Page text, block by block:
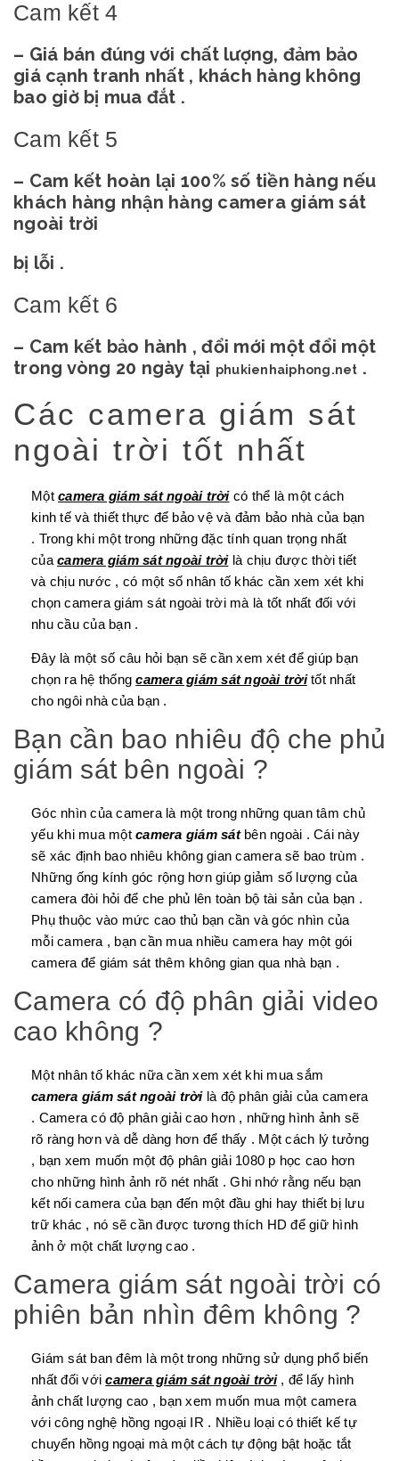
Cam kết 4
– Giá bán đúng với chất lượng, đảm bảo
giá cạnh tranh nhất , khách hàng không
bao giờ bị mua đắt .
Cam kết 5
– Cam kết hoàn lại 100% số tiền hàng nếu
khách hàng nhận hàng camera giám sát
ngoài trời
bị lỗi .
Cam kết 6
– Cam kết bảo hành , đổi mới một đổi một
trong vòng 20 ngày tại phukienhaiphong.net .
Các camera giám sát
ngoài trời tốt nhất
Một camera giám sát ngoài trờicó thể là một cách
kinh tế và thiết thực để bảo vệ và đảm bảo nhà của bạn
. Trong khi một trong những đặc tính quan trọng nhất
của camera giám sát ngoài trờilà chịu được thời tiết
và chịu nước , có một số nhân tố khác cần xem xét khi
chọn camera giám sát ngoài trời mà là tốt nhất đối với
nhu cầu của bạn .
Đây là một số câu hỏi bạn sẽ cần xem xét để giúp bạn
chọn ra hệ thốngcamera giám sát ngoài trờitốt nhất
cho ngôi nhà của bạn .
Bạn cần bao nhiêu độ che phủ
giám sát bên ngoài ?
Góc nhìn của camera là một trong những quan tâm chủ
yếu khi mua một camera giám sátbên ngoài . Cái này
sẽ xác định bao nhiêu không gian camera sẽ bao trùm .
Những ống kính góc rộng hơn giúp giảm số lượng của
camera đòi hỏi để che phủ lên toàn bộ tài sản của bạn .
Phụ thuộc vào mức cao thủ bạn cần và góc nhìn của
mỗi camera , bạn cần mua nhiều camera hay một gói
camera để giám sát thêm không gian qua nhà bạn .
Camera có độ phân giải video
cao không ?
Một nhân tố khác nữa cần xem xét khi mua sắm
camera giám sát ngoài trờilà độ phân giải của camera
. Camera có độ phân giải cao hơn , những hình ảnh sẽ
rõ ràng hơn và dễ dàng hơn để thấy . Một cách lý tưởng
, bạn xem muốn một độ phân giải 1080 p học cao hơn
cho những hình ảnh rõ nét nhất . Ghi nhớ rằng nếu bạn
kết nối camera của bạn đến một đầu ghi hay thiết bị lưu
trữ khác , nó sẽ cần được tương thích HD để giữ hình
ảnh ở một chất lượng cao .
Camera giám sát ngoài trời có
phiên bản nhìn đêm không ?
Giám sát ban đêm là một trong những sử dụng phổ biến
nhất đối vớicamera giám sát ngoài trời, để lấy hình
ảnh chất lượng cao , bạn xem muốn mua một camera
với công nghệ hồng ngoại IR . Nhiều loại có thiết kế tự
chuyển hồng ngoại mà một cách tự động bật hoặc tắt